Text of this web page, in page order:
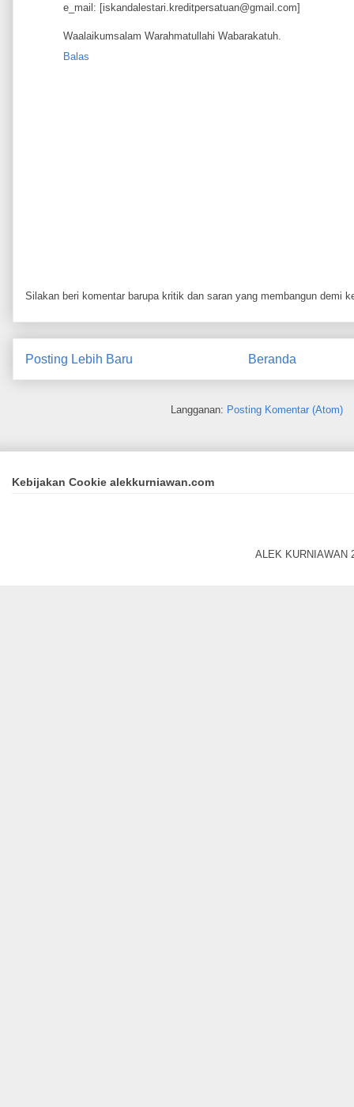
e_mail: [iskandalestari.kreditpersatuan@gmail.com]
Waalaikumsalam Warahmatullahi Wabarakatuh.
Balas
Silakan beri komentar barupa kritik dan saran yang membangun demi
Posting Lebih Baru Beranda
Langganan: Posting Komentar (Atom)
Kebijakan Cookie alekkurniawan.com
ALEK KURNIAWAN